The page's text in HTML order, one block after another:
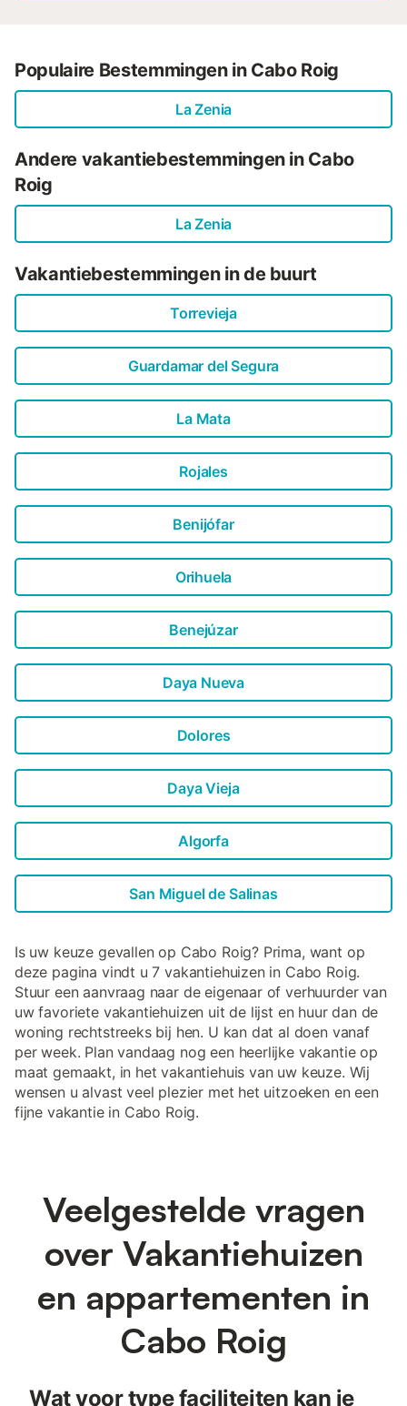
Populaire Bestemmingen in Cabo Roig
La Zenia
Andere vakantiebestemmingen in Cabo
Roig
La Zenia
Vakantiebestemmingen in de buurt
Torrevieja
Guardamar del Segura
La Mata
Rojales
Benijófar
Orihuela
Benejúzar
Daya Nueva
Dolores
Daya Vieja
Algorfa
San Miguel de Salinas
Is uw keuze gevallen op Cabo Roig? Prima, want op
deze pagina vindt u 7 vakantiehuizen in Cabo Roig.
Stuur een aanvraag naar de eigenaar of verhuurder van
uw favoriete vakantiehuizen uit de lijst en huur dan de
woning rechtstreeks bij hen. U kan dat al doen vanaf
per week. Plan vandaag nog een heerlijke vakantie op
maat gemaakt, in het vakantiehuis van uw keuze. Wij
wensen u alvast veel plezier met het uitzoeken en een
fijne vakantie in Cabo Roig.
Veelgestelde vragen
over Vakantiehuizen
en appartementen in
Cabo Roig
Wat voor type faciliteiten kan je